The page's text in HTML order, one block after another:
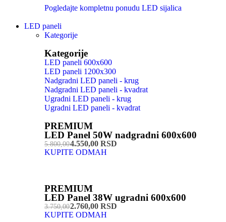
Pogledajte kompletnu ponudu LED sijalica
LED paneli
Kategorije
Kategorije
LED paneli 600x600
LED paneli 1200x300
Nadgradni LED paneli - krug
Nadgradni LED paneli - kvadrat
Ugradni LED paneli - krug
Ugradni LED paneli - kvadrat
PREMIUM
LED Panel 50W nadgradni 600x600
5.800,004.550,00 RSD
KUPITE ODMAH
PREMIUM
LED Panel 38W ugradni 600x600
3.750,002.760,00 RSD
KUPITE ODMAH